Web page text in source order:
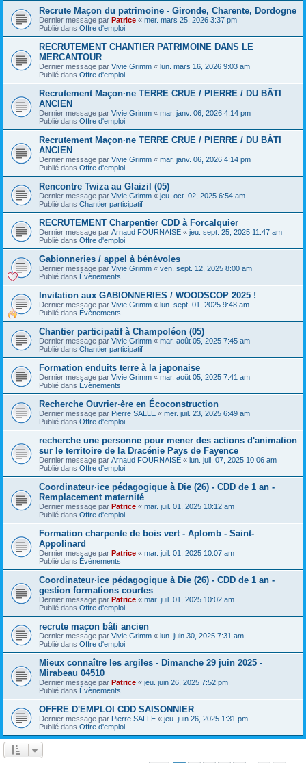
Recrute Maçon du patrimoine - Gironde, Charente, Dordogne
Dernier message par Patrice « mer. mars 25, 2026 3:37 pm
Publié dans Offre d'emploi
RECRUTEMENT CHANTIER PATRIMOINE DANS LE
MERCANTOUR
Dernier message par Vivie Grimm « lun. mars 16, 2026 9:03 am
Publié dans Offre d'emploi
Recrutement Maçon·ne TERRE CRUE / PIERRE / DU BÂTI
ANCIEN
Dernier message par Vivie Grimm « mar. janv. 06, 2026 4:14 pm
Publié dans Offre d'emploi
Recrutement Maçon·ne TERRE CRUE / PIERRE / DU BÂTI
ANCIEN
Dernier message par Vivie Grimm « mar. janv. 06, 2026 4:14 pm
Publié dans Offre d'emploi
Rencontre Twiza au Glaizil (05)
Dernier message par Vivie Grimm « jeu. oct. 02, 2025 6:54 am
Publié dans Chantier participatif
RECRUTEMENT Charpentier CDD à Forcalquier
Dernier message par Arnaud FOURNAISE « jeu. sept. 25, 2025 11:47 am
Publié dans Offre d'emploi
Gabionneries / appel à bénévoles
Dernier message par Vivie Grimm « ven. sept. 12, 2025 8:00 am
Publié dans Évènements
Invitation aux GABIONNERIES / WOODSCOP 2025 !
Dernier message par Vivie Grimm « lun. sept. 01, 2025 9:48 am
Publié dans Évènements
Chantier participatif à Champoléon (05)
Dernier message par Vivie Grimm « mar. août 05, 2025 7:45 am
Publié dans Chantier participatif
Formation enduits terre à la japonaise
Dernier message par Vivie Grimm « mar. août 05, 2025 7:41 am
Publié dans Évènements
Recherche Ouvrier·ère en Écoconstruction
Dernier message par Pierre SALLE « mer. juil. 23, 2025 6:49 am
Publié dans Offre d'emploi
recherche une personne pour mener des actions d'animation
sur le territoire de la Dracénie Pays de Fayence
Dernier message par Arnaud FOURNAISE « lun. juil. 07, 2025 10:06 am
Publié dans Offre d'emploi
Coordinateur·ice pédagogique à Die (26) - CDD de 1 an -
Remplacement maternité
Dernier message par Patrice « mar. juil. 01, 2025 10:12 am
Publié dans Offre d'emploi
Formation charpente de bois vert - Aplomb - Saint-
Appolinard
Dernier message par Patrice « mar. juil. 01, 2025 10:07 am
Publié dans Évènements
Coordinateur·ice pédagogique à Die (26) - CDD de 1 an -
gestion formations courtes
Dernier message par Patrice « mar. juil. 01, 2025 10:02 am
Publié dans Offre d'emploi
recrute maçon bâti ancien
Dernier message par Vivie Grimm « lun. juin 30, 2025 7:31 am
Publié dans Offre d'emploi
Mieux connaître les argiles - Dimanche 29 juin 2025 -
Mirabeau 04510
Dernier message par Patrice « jeu. juin 26, 2025 7:52 pm
Publié dans Évènements
OFFRE D'EMPLOI CDD SAISONNIER
Dernier message par Pierre SALLE « jeu. juin 26, 2025 1:31 pm
Publié dans Offre d'emploi